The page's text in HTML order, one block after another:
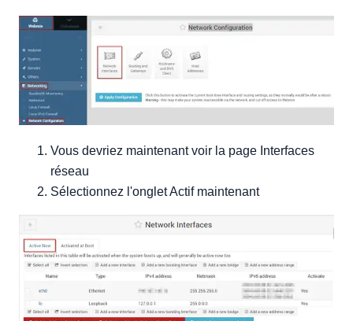
Vous devriez maintenant voir la page Interfaces
réseau
Sélectionnez l'onglet Actif maintenant